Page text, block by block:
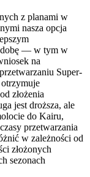
z planami w
nasza opcja
dobę — w tym w
na
Super-
złożenia
jest droższa, ale
do Kairu,
przetwarzania
w zależności od
złożonych
sezonach